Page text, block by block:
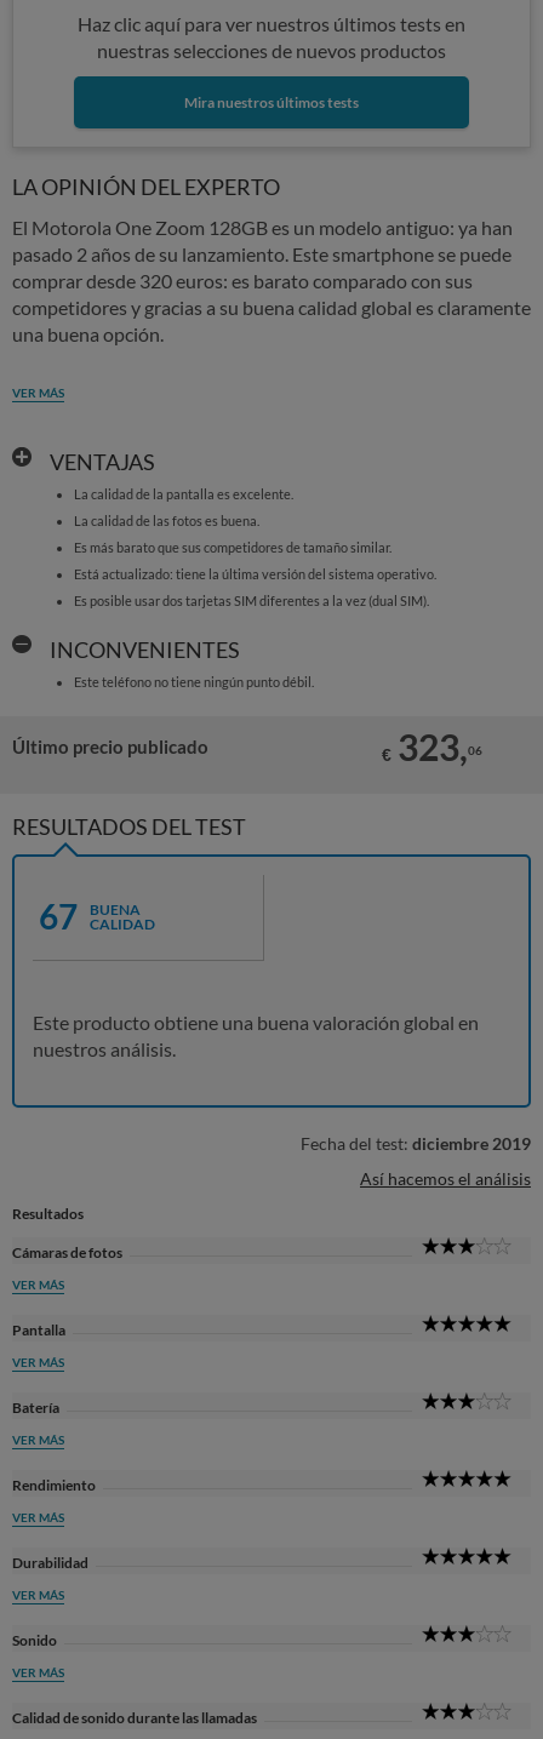
Haz clic aquí para ver nuestros últimos tests en
nuestras selecciones de nuevos productos
Mira nuestros últimos tests
LA OPINIÓN DEL EXPERTO
El Motorola One Zoom 128GB es un modelo antiguo: ya han
pasado 2 años de su lanzamiento. Este smartphone se puede
comprar desde 320 euros: es barato comparado con sus
competidores y gracias a su buena calidad global es claramente
una buena opción.
VER MÁS
VENTAJAS
La calidad de la pantalla es excelente.
La calidad de las fotos es buena.
Es más barato que sus competidores de tamaño similar.
Está actualizado: tiene la última versión del sistema operativo.
Es posible usar dos tarjetas SIM diferentes a la vez (dual SIM).
INCONVENIENTES
Este teléfono no tiene ningún punto débil.
Último precio publicado € 323,06
RESULTADOS DEL TEST
67
BUENA
CALIDAD
Este producto obtiene una buena valoración global en
nuestros análisis.
Fecha del test: diciembre 2019
Así hacemos el análisis
Resultados
Cámaras de fotos
VER MÁS
Pantalla
VER MÁS
Batería
VER MÁS
Rendimiento
VER MÁS
Durabilidad
VER MÁS
Sonido
VER MÁS
Calidad de sonido durante las llamadas